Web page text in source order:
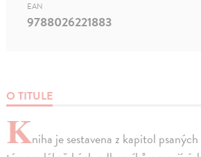
O TITULE
Kniha je sestavena z kapitol
EAN
9788026221883